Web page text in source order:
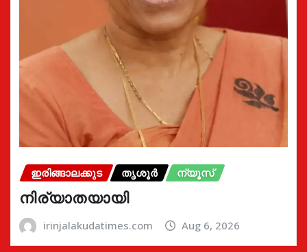
ഇരിങ്ങാലക്കുട തൃശൂർ ന്യൂസ്
നിര്യാതയായി
irinjalakudatimes.com Aug 6, 2026